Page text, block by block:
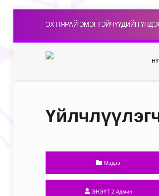
ЭХ НЯРАЙ ЭМЭГТЭЙЧҮҮДИЙН
Categorized in:
Мэдээ
Written by:
ЭНЭҮТ 2 Админ